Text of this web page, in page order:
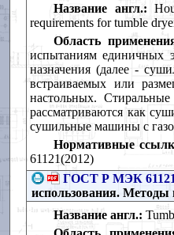
Название англ.:
requirements for tumble
Область
испытаниям единичных
назначения (далее -
встраиваемых или
настольных.
рассматриваются как
сушильные машины с
Нормативные
61121(2012)
ГОСТ Р МЭК
использования. Методы
Название англ.: